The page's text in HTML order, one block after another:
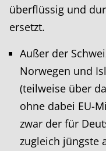
überflüssig und
ersetzt.
Außer der
Norwegen und
(teilweise über
ohne dabei EU-
zwar der für
zugleich jüngste